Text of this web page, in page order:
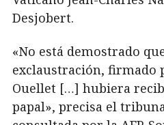
Desjobert.
«No está demostrado
exclaustración, firmado
Ouellet […] hubiera
papal», precisa el